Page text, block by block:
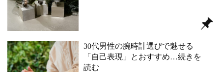
30代男性の腕時計選びで魅せる
「自己表現」とおすすめ…続きを
読む